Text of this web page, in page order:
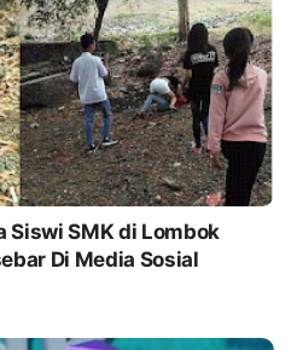
Di Media Sosial